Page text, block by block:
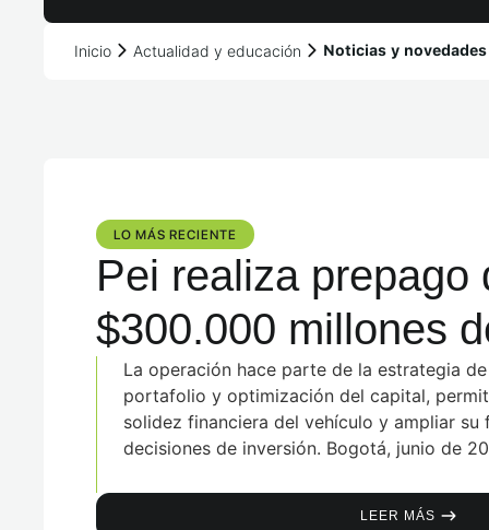
Inicio Actualidad y educación Noticias y novedades
LO MÁS RECIENTE​
Pei realiza prepago
$300.000 millones
luego de la
Plaza Central
La operación hace parte de la estrategia
portafolio y optimización del capital,
solidez financiera del vehículo y ampliar
decisiones de inversión. Bogotá, junio de
LEER MÁS